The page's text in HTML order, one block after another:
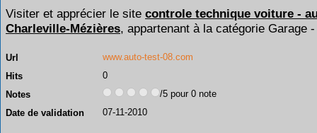
Visiter et apprécier le site controle technique voiture -
Charleville-Mézières, appartenant à la catégorie Garage
Url
www.auto-test-08.com
Hits
0
Notes
/5 pour 0 note
Date de validation
07-11-2010